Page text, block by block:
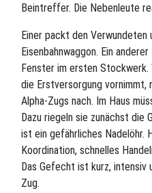
Beintreffer. Die Nebenleute
Einer packt den Verwundeten
Eisenbahnwaggon. Ein
Fenster im ersten
die Erstversorgung
Alpha-Zugs nach. Im Haus
Dazu riegeln sie zunächst die
ist ein gefährliches Nadelöhr.
Koordination, schnelles
Das Gefecht ist kurz, intensiv
Zug.